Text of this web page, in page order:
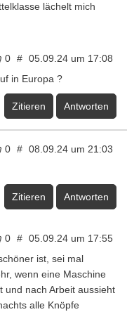
lächelt mich
0 # 05.09.24 um 17:08
in Europa ?
Zitieren Antworten
0 # 08.09.24 um 21:03
Zitieren Antworten
0 # 05.09.24 um 17:55
ist, sei mal
wenn eine Maschine
und nach Arbeit aussieht
alle Knöpfe